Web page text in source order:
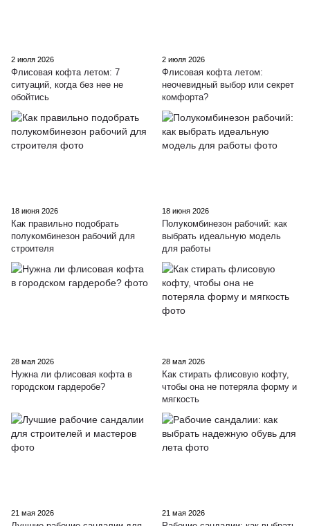
2 июля 2026
Флисовая кофта летом: 7
ситуаций, когда без нее не
обойтись
2 июля 2026
Флисовая кофта летом:
неочевидный выбор или секрет
комфорта?
18 июня 2026
Как правильно подобрать
полукомбинезон рабочий для
строителя
18 июня 2026
Полукомбинезон рабочий: как
выбрать идеальную модель
для работы
28 мая 2026
Нужна ли флисовая кофта в
городском гардеробе?
28 мая 2026
Как стирать флисовую кофту,
чтобы она не потеряла форму и
мягкость
21 мая 2026 21 мая 2026